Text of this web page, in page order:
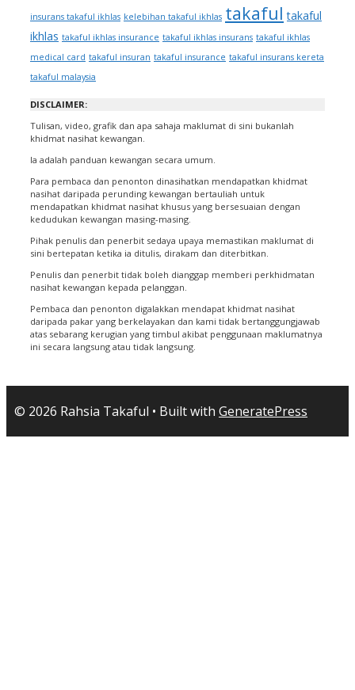
insurans takaful ikhlas kelebihan takaful ikhlas takaful takaful
ikhlas takaful ikhlas insurance takaful ikhlas insurans takaful ikhlas
medical card takaful insuran takaful insurance takaful insurans kereta
takaful malaysia
DISCLAIMER:
Tulisan, video, grafik dan apa sahaja maklumat di sini bukanlah
khidmat nasihat kewangan.
Ia adalah panduan kewangan secara umum.
Para pembaca dan penonton dinasihatkan mendapatkan khidmat
nasihat daripada perunding kewangan bertauliah untuk
mendapatkan khidmat nasihat khusus yang bersesuaian dengan
kedudukan kewangan masing-masing.
Pihak penulis dan penerbit sedaya upaya memastikan maklumat di
sini bertepatan ketika ia ditulis, dirakam dan diterbitkan.
Penulis dan penerbit tidak boleh dianggap memberi perkhidmatan
nasihat kewangan kepada pelanggan.
Pembaca dan penonton digalakkan mendapat khidmat nasihat
daripada pakar yang berkelayakan dan kami tidak bertanggungjawab
atas sebarang kerugian yang timbul akibat penggunaan maklumatnya
ini secara langsung atau tidak langsung.
© 2026 Rahsia Takaful • Built with GeneratePress